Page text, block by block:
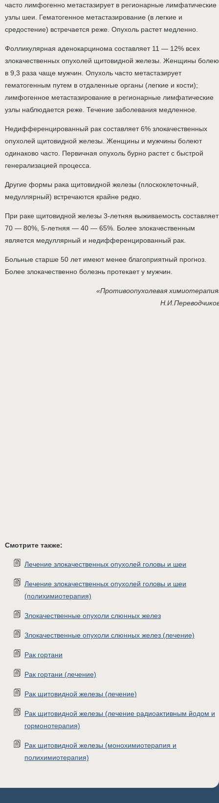
часто лимфогенно метастазирует в регионарные лимфатические
узлы шеи. Гематогенное метастазирование (в легкие и
средостение) встречается реже. Опухоль растет медленно.
Фолликулярная аденокарцинома составляет 11 — 12% всех
злокачественных опухолей щитовидной железы. Женщины
в 9,3 раза чаще мужчин. Опухоль часто метастазирует
гематогенным путем в отдаленные органы (легкие и кости);
лимфогенное метастазирование в регионарные лимфатические
узлы наблюдается реже. Течение заболевания медленное.
Недифференцированный рак составляет 6% злокачественных
опухолей щитовидной железы. Женщины и мужчины болеют
одинаково часто. Первичная опухоль бурно растет с быстрой
генерализацией процесса.
Другие формы рака щитовидной железы (плоскоклеточный,
медуллярный) встречаются крайне редко.
При раке щитовидной железы 3-летняя выживаемость составляет
70 — 80%, 5-летняя — 40 — 65%. Более злокачественным
является медуллярный и недифференцированный рак.
Больные старше 50 лет имеют менее благоприятный прогноз.
Более злокачественно болезнь протекает у мужчин.
«Противоопухолевая
Смотрите также:
Лечение злокачественных опухолей головы и шеи
Лечение злокачественных опухолей головы и шеи
(полихимиотерапия)
Злокачественные опухоли слюнных желез
Злокачественные опухоли слюнных желез (лечение)
Рак гортани
Рак гортани (лечение)
Рак щитовидной железы (лечение)
Рак щитовидной железы (лечение радиоактивным йодом и
гормонотерапия)
Рак щитовидной железы (монохимиотерапия и
полихимиотерапия)